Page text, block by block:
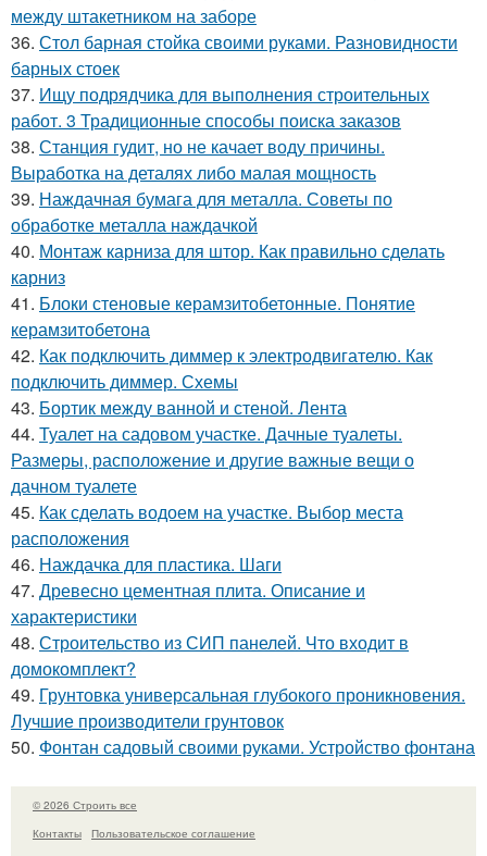
между штакетником на заборе
36. Стол барная стойка своими руками. Разновидности
барных стоек
37. Ищу подрядчика для выполнения строительных
работ. 3 Традиционные способы поиска заказов
38. Станция гудит, но не качает воду причины.
Выработка на деталях либо малая мощность
39. Наждачная бумага для металла. Советы по
обработке металла наждачкой
40. Монтаж карниза для штор. Как правильно сделать
карниз
41. Блоки стеновые керамзитобетонные. Понятие
керамзитобетона
42. Как подключить диммер к электродвигателю. Как
подключить диммер. Схемы
43. Бортик между ванной и стеной. Лента
44. Туалет на садовом участке. Дачные туалеты.
Размеры, расположение и другие важные вещи о
дачном туалете
45. Как сделать водоем на участке. Выбор места
расположения
46. Наждачка для пластика. Шаги
47. Древесно цементная плита. Описание и
характеристики
48. Строительство из СИП панелей. Что входит в
домокомплект?
49. Грунтовка универсальная глубокого проникновения.
Лучшие производители грунтовок
50. Фонтан садовый своими руками. Устройство фонтана
© 2026 Строить все
Контакты
Пользовательское соглашение